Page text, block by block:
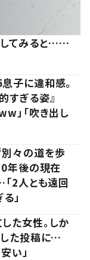
てみると……
子に違和感。
すぎる姿』
」「吹き出し
々の道を歩
年後の現在
2人とも遠回
」
た女性。しか
した投稿に…
い」